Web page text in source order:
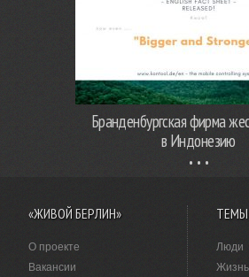
Бранденбургская фирма
в Индонезию
«ЖИВОЙ БЕРЛИН»
О проекте
Вакансии
ТЕМЫ
Люди
Жизнь